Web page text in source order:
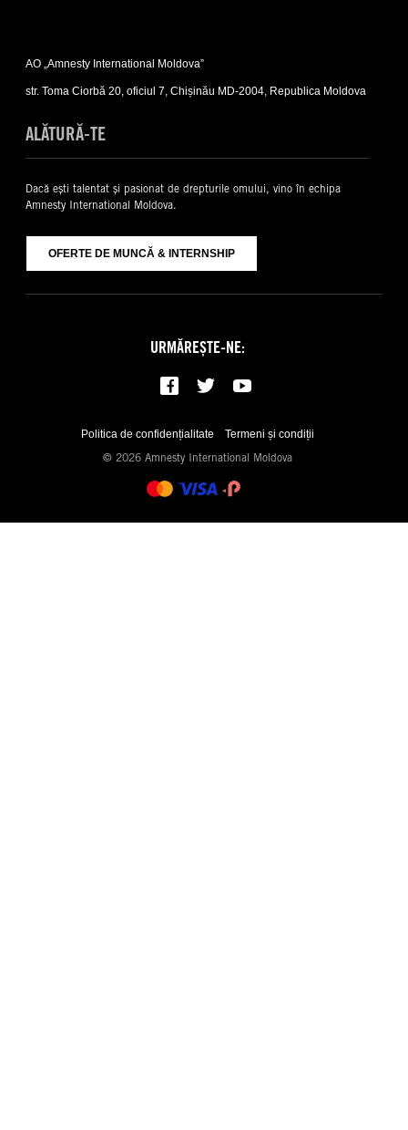
Contacte
sub-
list
AO „Amnesty International Moldova”
str. Toma Ciorbă 20, oficiul 7, Chișinău MD-2004, Republica Moldova
ALĂTURĂ-TE
Dacă ești talentat și pasionat de drepturile omului, vino în echipa
Amnesty International Moldova.
OFERTE DE MUNCĂ & INTERNSHIP
Politica de confidențialitate Termeni și condiții
© 2026 Amnesty International Moldova
URMĂREȘTE-NE: